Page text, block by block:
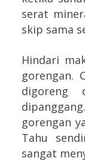
serat
skip sama
Hindari
gorengan.
digoreng
gorengan
Tahu
sangat